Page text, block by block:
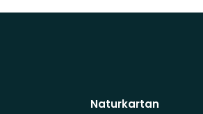
Naturkartan